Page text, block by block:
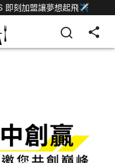
即刻加盟讓夢想起飛✈